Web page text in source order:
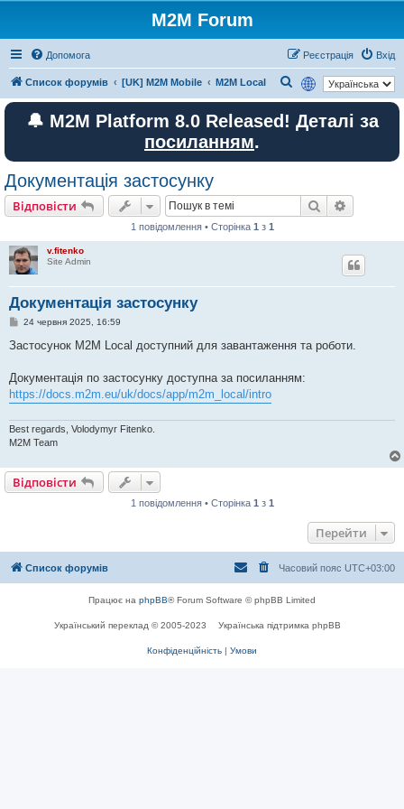
M2M Forum
Допомога Вхід
Реєстрація
Список форумів [UK] M2M Mobile M2M Local
о
ш
🔔 M2M Platform 8.0 Released! Деталі за
посиланням.
Документація застосунку
Відповісти Пошук
1 повідомлення • Сторінка 1 з 1
v.fitenko
Site Admin
Документація застосунку
П
в
о
л
н
н
я
24 червня 2025, 16:59
Застосунок M2M Local доступний для завантаження та роботи.
Документація по застосунку доступна за посиланням:
https://docs.m2m.eu/uk/docs/app/m2m_local/intro
Best regards, Volodymyr Fitenko.
M2M Team
Відповісти
1 повідомлення • Сторінка 1 з 1
Перейти
Список форумів Часовий пояс UTC+03:00
Працює на phpBB® Forum Software © phpBB Limited
Український переклад © 2005-2023 Українська підтримка phpBB
Конфіденційність | Умови